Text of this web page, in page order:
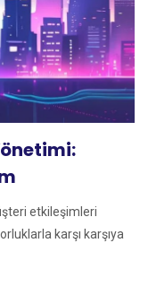
etkileşimleri
karşı karşıya